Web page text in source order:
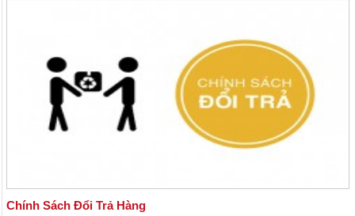
Chính Sách Đổi Trả Hàng